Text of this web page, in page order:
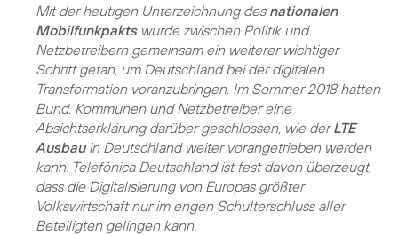
Mit der heutigen Unterzeichnung des nationalen
Mobilfunkpaktswurde zwischen Politik und
Netzbetreibern gemeinsam ein weiterer wichtiger
Schritt getan, um Deutschland bei der digitalen
Transformation voranzubringen. Im Sommer 2018 hatten
Bund, Kommunen und Netzbetreiber eine
Absichtserklärung darüber geschlossen, wie derLTE
Ausbauin Deutschland weiter vorangetrieben werden
kann. Telefónica Deutschland ist fest davon überzeugt,
dass die Digitalisierung von Europas größter
Volkswirtschaft nur im engen Schulterschluss aller
Beteiligten gelingen kann.